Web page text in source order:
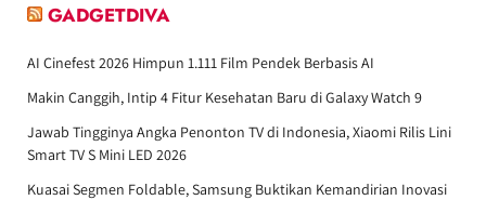
GADGETDIVA
AI Cinefest 2026 Himpun 1.111 Film Pendek Berbasis AI
Makin Canggih, Intip 4 Fitur Kesehatan Baru di Galaxy Watch 9
Jawab Tingginya Angka Penonton TV di Indonesia, Xiaomi Rilis Lini
Smart TV S Mini LED 2026
Kuasai Segmen Foldable, Samsung Buktikan Kemandirian Inovasi